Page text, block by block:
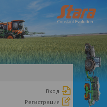
Вход
Регистрация